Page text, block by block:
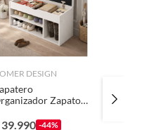
DESIGN
Zapatos
Bota con
39.990 -44%